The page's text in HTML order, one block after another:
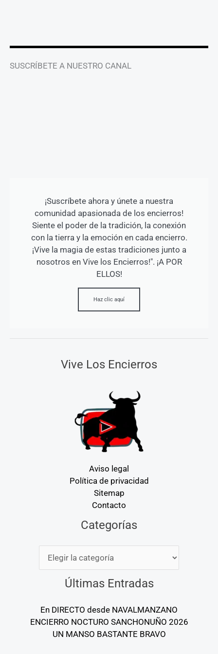
SUSCRÍBETE A NUESTRO CANAL
¡Suscríbete ahora y únete a nuestra
comunidad apasionada de los encierros!
Siente el poder de la tradición, la conexión
con la tierra y la emoción en cada encierro.
¡Vive la magia de estas tradiciones junto a
nosotros en Vive los Encierros!". ¡A POR
ELLOS!
Haz clic aquí
Vive Los Encierros
Aviso legal
Política de privacidad
Sitemap
Contacto
Categorías
Últimas Entradas
En DIRECTO desde NAVALMANZANO
ENCIERRO NOCTURO SANCHONUÑO 2026
UN MANSO BASTANTE BRAVO